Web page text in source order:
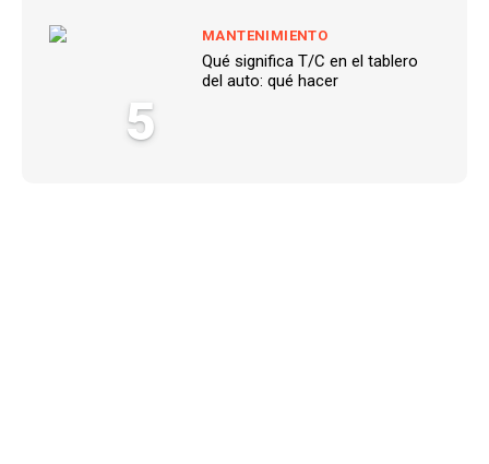
5
MANTENIMIENTO
Qué significa T/C en el tablero
del auto: qué hacer